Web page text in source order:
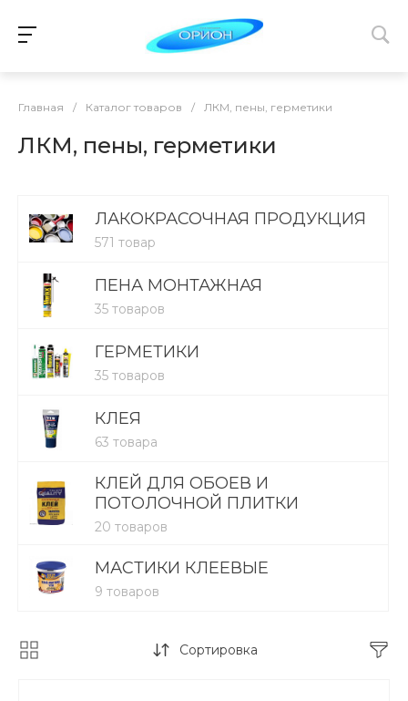
Главная / Каталог товаров / ЛКМ, пены, герметики
ЛКМ, пены, герметики
ЛАКОКРАСОЧНАЯ ПРОДУКЦИЯ
571 товар
ПЕНА МОНТАЖНАЯ
35 товаров
ГЕРМЕТИКИ
35 товаров
КЛЕЯ
63 товара
КЛЕЙ ДЛЯ ОБОЕВ И
ПОТОЛОЧНОЙ ПЛИТКИ
20 товаров
МАСТИКИ КЛЕЕВЫЕ
9 товаров
Сортировка